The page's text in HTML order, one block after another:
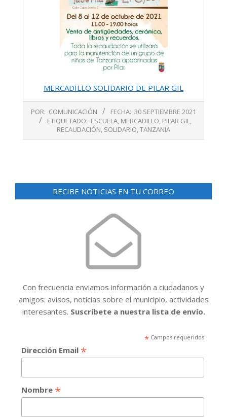
MERCADILLO SOLIDARIO DE PILAR GIL
09-
POR: COMUNICACIÓN FECHA: 30 SEPTIEMBRE 2021
ETIQUETADO: ESCUELA, MERCADILLO, PILAR GIL,
RECAUDACIÓN, SOLIDARIO,TANZANIA
RECIBE NOTICIAS EN TU CORREO
Con frecuencia enviamos información a ciudadanos y
amigos: avisos, noticias sobre el municipio, actividades
interesantes. Suscríbete a nuestra lista de envío.
*Campos requeridos
Dirección Email *
Nombre *